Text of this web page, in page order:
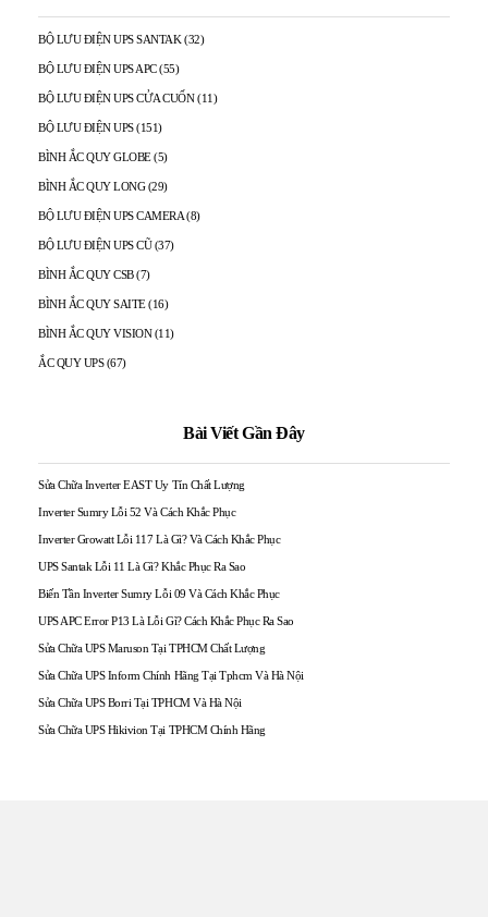
BỘ LƯU ĐIỆN UPS SANTAK (32)
BỘ LƯU ĐIỆN UPS APC (55)
BỘ LƯU ĐIỆN UPS CỬA CUỐN (11)
BỘ LƯU ĐIỆN UPS (151)
BÌNH ẮC QUY GLOBE (5)
BÌNH ẮC QUY LONG (29)
BỘ LƯU ĐIỆN UPS CAMERA (8)
BỘ LƯU ĐIỆN UPS CŨ (37)
BÌNH ẮC QUY CSB (7)
BÌNH ẮC QUY SAITE (16)
BÌNH ẮC QUY VISION (11)
ẮC QUY UPS (67)
Bài Viết Gần Đây
Sửa Chữa Inverter EAST Uy Tín Chất Lượng
Inverter Sumry Lỗi 52 Và Cách Khắc Phục
Inverter Growatt Lỗi 117 Là Gì? Và Cách Khắc Phục
UPS Santak Lỗi 11 Là Gì? Khắc Phục Ra Sao
Biến Tần Inverter Sumry Lỗi 09 Và Cách Khắc Phục
UPS APC Error P13 Là Lỗi Gì? Cách Khắc Phục Ra Sao
Sửa Chữa UPS Maruson Tại TPHCM Chất Lượng
Sửa Chữa UPS Inform Chính Hãng Tại Tphcm Và Hà Nội
Sửa Chữa UPS Borri Tại TPHCM Và Hà Nội
Sửa Chữa UPS Hikivion Tại TPHCM Chính Hãng